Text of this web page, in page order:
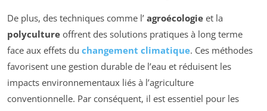
De plus, des techniques comme l’ agroécologie et la
polyculture offrent des solutions pratiques à long terme
face aux effets du changement climatique. Ces méthodes
favorisent une gestion durable de l’eau et réduisent les
impacts environnementaux liés à l’agriculture
conventionnelle. Par conséquent, il est essentiel pour les